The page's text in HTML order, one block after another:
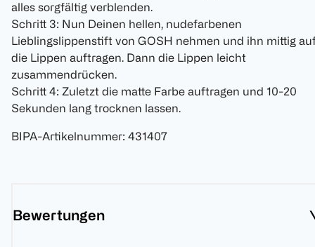
alles sorgfältig verblenden.
Schritt 3: Nun Deinen hellen, nudefarbenen
Lieblingslippenstift von GOSH nehmen und ihn mittig
die Lippen auftragen. Dann die Lippen leicht
zusammendrücken.
Schritt 4: Zuletzt die matte Farbe auftragen und 10-20
Sekunden lang trocknen lassen.
BIPA-Artikelnummer: 431407
Bewertungen